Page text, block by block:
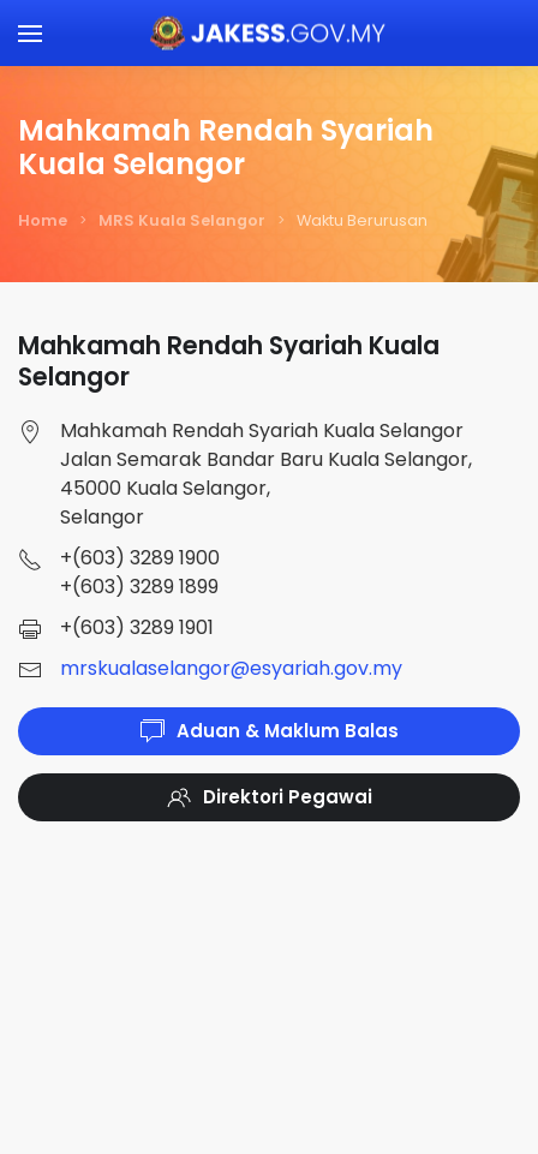
Skip to main content
Mahkamah Rendah Syariah
Kuala Selangor
Home MRS Kuala Selangor Waktu Berurusan
Mahkamah Rendah Syariah Kuala
Selangor
Mahkamah Rendah Syariah Kuala Selangor
Jalan Semarak Bandar Baru Kuala Selangor,
45000 Kuala Selangor,
Selangor
+(603) 3289 1900
+(603) 3289 1899
+(603) 3289 1901
mrskualaselangor@esyariah.gov.my
Aduan & Maklum Balas
Direktori Pegawai